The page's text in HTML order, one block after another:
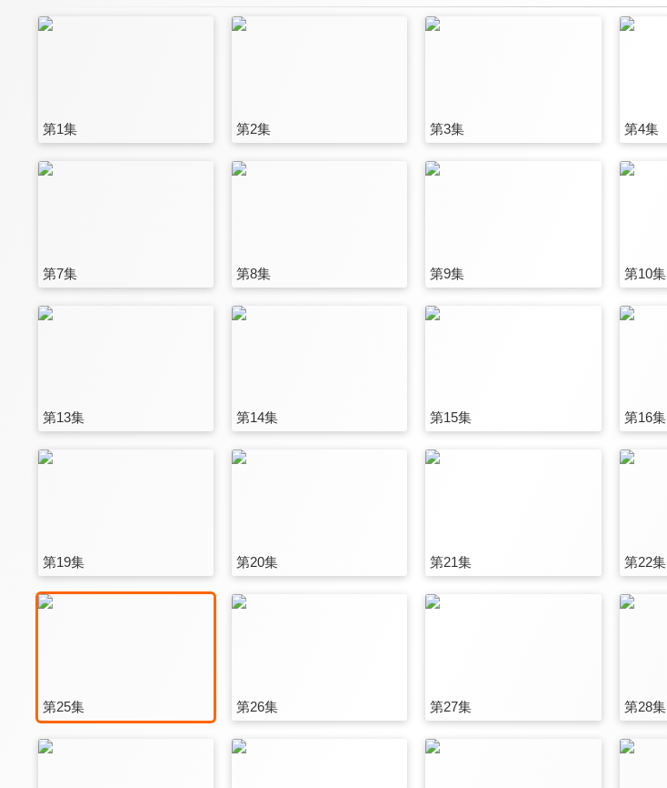
第1集 第2集 第3集 第4集
第7集 第8集 第9集 第10集
第13集 第14集 第15集 第16集
第19集 第20集 第21集 第22集
第25集 第26集 第27集 第28集